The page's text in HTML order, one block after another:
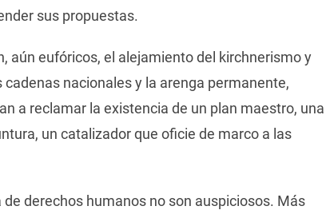
sus propuestas.
aún eufóricos, el alejamiento del kirchnerismo y
nacionales y la arenga permanente,
a reclamar la existencia de un plan maestro, una
un catalizador que oficie de marco a las
derechos humanos no son auspiciosos. Más